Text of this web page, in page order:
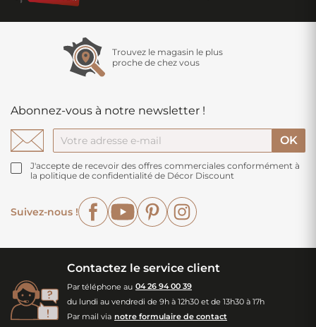
Trouvez le magasin le plus
proche de chez vous
Abonnez-vous à notre newsletter !
J'accepte de recevoir des offres commerciales conformément à
la politique de confidentialité de Décor Discount
Suivez-nous !
FacebookYouTubePinterest
Contactez le service client
Par téléphone au 04 26 94 00 39
du lundi au vendredi de 9h à 12h30 et de 13h30 à 17h
Par mail via notre formulaire de contact